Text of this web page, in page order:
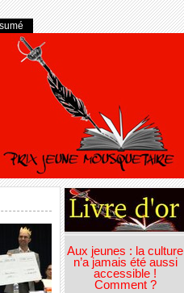
Aux jeunes : la culture
n’a jamais été aussi
accessible !
Comment ?